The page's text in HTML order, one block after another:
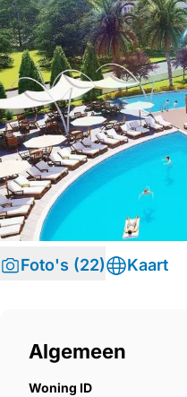
Foto's (22) Kaart
Algemeen
Woning ID